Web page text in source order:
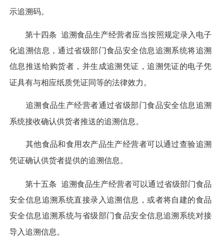
示追溯码。
第十四条 追溯食品生产经营者应当按照规定录入电子
化追溯信息，通过省级部门食品安全信息追溯系统将追溯
信息推送给购货者，并生成追溯凭证，追溯凭证的电子凭
证具有与相应纸质凭证同等的法律效力。
追溯食品生产经营者通过省级部门食品安全信息追溯
系统接收确认供货者推送的追溯信息。
其他食品和食用农产品生产经营者可以通过查验追溯
凭证确认供货者提供的追溯信息。
第十五条 追溯食品生产经营者可以通过省级部门食品
安全信息追溯系统直接录入追溯信息，或者将自建的食品
安全信息追溯系统与省级部门食品安全信息追溯系统对接
导入追溯信息。